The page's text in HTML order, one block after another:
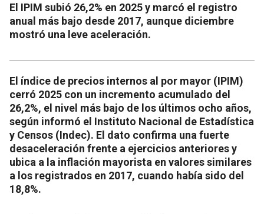
El IPIM subió 26,2% en 2025 y marcó el registro
anual más bajo desde 2017, aunque diciembre
mostró una leve aceleración.
El índice de precios internos al por mayor (IPIM)
cerró 2025 con un incremento acumulado del
26,2%, el nivel más bajo de los últimos ocho años,
según informó el Instituto Nacional de Estadística
y Censos (Indec). El dato confirma una fuerte
desaceleración frente a ejercicios anteriores y
ubica a la inflación mayorista en valores similares
a los registrados en 2017, cuando había sido del
18,8%.